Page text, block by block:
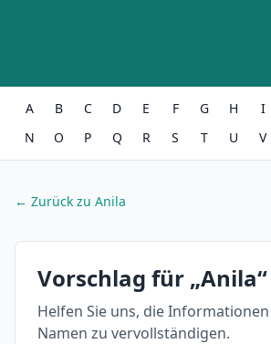
A B C D E F G H I
N
O P Q R S T U V
← Zurück zu Anila
Vorschlag für „Anila“
Helfen Sie uns, die
Namen zu vervollständigen.